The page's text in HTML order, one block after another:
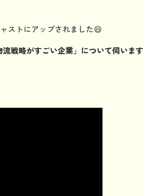
ストにアップされました😄
戦略がすごい企業」について伺います